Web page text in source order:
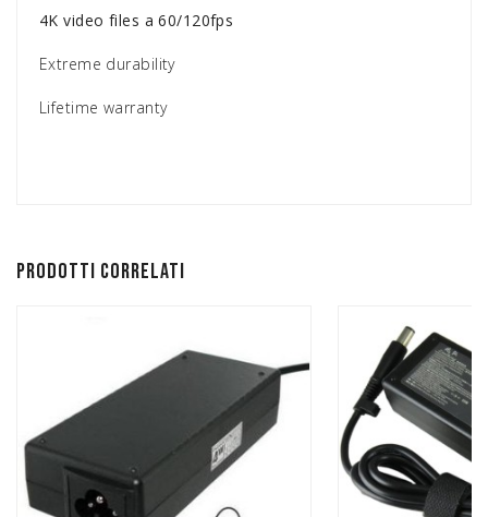
4K video files a 60/120fps
Extreme durability
Lifetime warranty
Prodotti correlati